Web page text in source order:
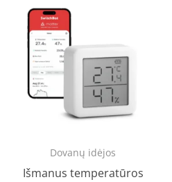
Dovanų idėjos
Išmanus temperatūros